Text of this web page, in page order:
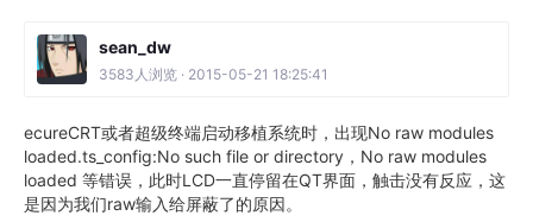
sean_dw
3583人浏览 · 2015-05-21 18:25:41
ecureCRT或者超级终端启动移植系统时，出现No raw modules
loaded.ts_config:No such file or directory， No raw modules
loaded 等错误，此时LCD一直停留在QT界面，触击没有反应，这
是因为我们raw输入给屏蔽了的原因。